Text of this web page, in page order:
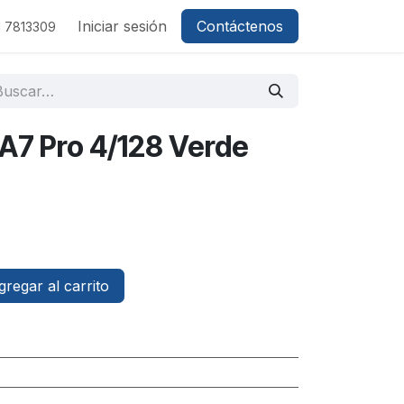
7813309 Iniciar sesión Contáctenos
Pro 4/128 Verde
al carrito